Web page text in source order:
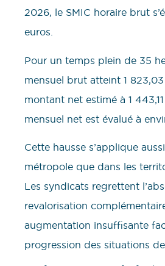
2026, le SMIC horaire brut
euros.
Pour un temps plein de 35
mensuel brut atteint 1
montant net estimé à 1
mensuel net est évalué à
Cette hausse s’applique
métropole que dans les
Les syndicats regrettent
revalorisation
augmentation insuffisante
progression des situations